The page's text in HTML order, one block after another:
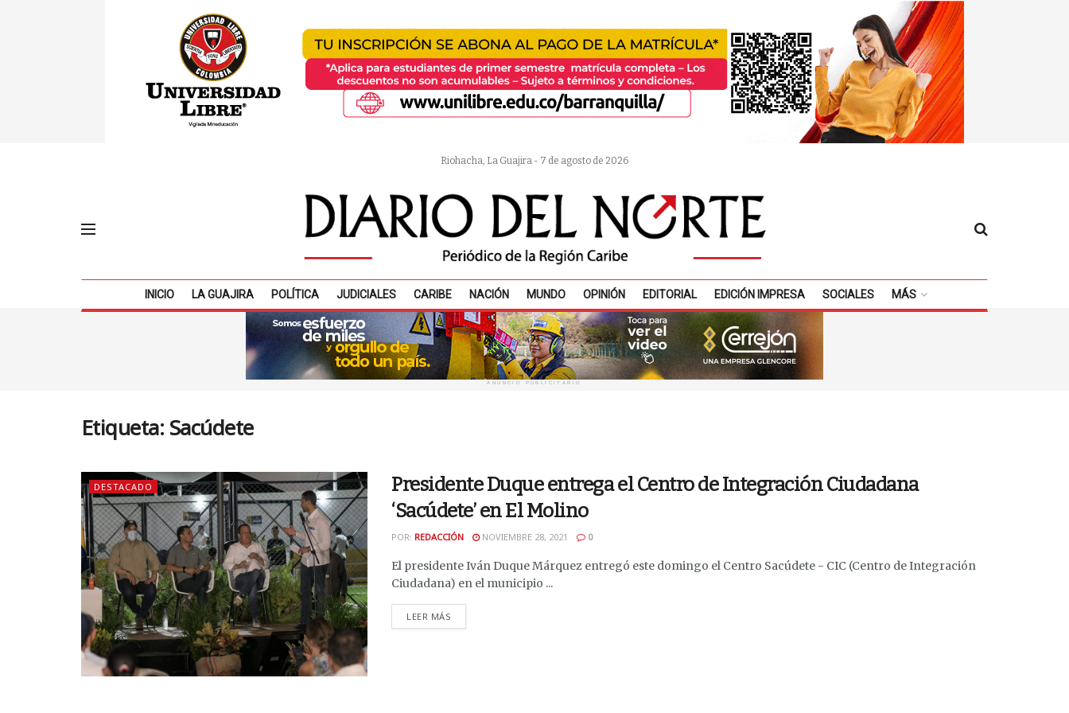
Riohacha, La Guajira - 7 de agosto de 2026
INICIO LA GUAJIRA POLÍTICA JUDICIALES CARIBE NACIÓN MUNDO OPINIÓN EDITORIAL EDICIÓN IMPRESA SOCIALES MÁS
ANUNCIO PUBLICITARIO
Etiqueta: Sacúdete
DESTACADO
Presidente Duque entrega el Centro de Integración Ciudadana
‘Sacúdete’ en El Molino
POR: REDACCIÓN NOVIEMBRE 28, 2021 0
El presidente Iván Duque Márquez entregó este domingo el Centro Sacúdete - CIC (Centro de Integración
Ciudadana) en el municipio ...
LEER MÁS